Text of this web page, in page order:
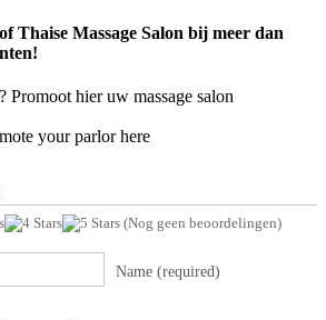
Thaise Massage Salon bij meer dan
Promoot hier uw massage salon
your parlor here
(Nog geen beoordelingen)
Name (required)